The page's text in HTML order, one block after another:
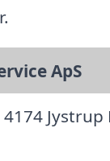
ApS
Jystrup